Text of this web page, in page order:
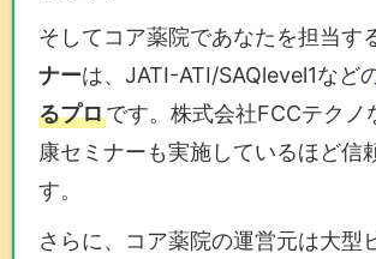
そしてコア薬院であなたを担当す
ナーは、JATI-ATI/SAQlevel1など
るプロです。株式会社FCCテクノ
康セミナーも実施しているほど信
す。
さらに、コア薬院の運営元は大型